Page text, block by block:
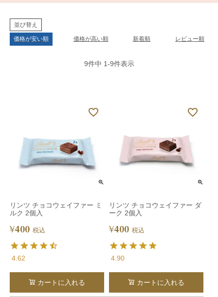
並び替え
価格が安い順 価格が高い順 新着順 レビュー順
9件中 1-9件表示
リンツ チョコウェイファー ミ
ルク 2個入
¥400 税込
4.62
カートに入れる
リンツ チョコウェイファー ダ
ーク 2個入
¥400 税込
4.90
カートに入れる